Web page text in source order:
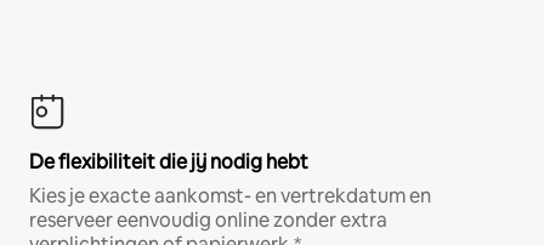
De flexibiliteit die jij nodig hebt
Kies je exacte aankomst- en vertrekdatum en
reserveer eenvoudig online zonder extra